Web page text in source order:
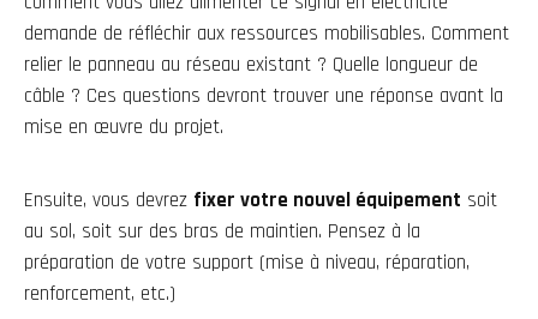
demande de réfléchir aux ressources mobilisables. Comment
relier le panneau au réseau existant ? Quelle longueur de
câble ? Ces questions devront trouver une réponse avant la
mise en œuvre du projet.
Ensuite, vous devrez fixer votre nouvel équipement soit
au sol, soit sur des bras de maintien. Pensez à la
préparation de votre support (mise à niveau, réparation,
renforcement, etc.)